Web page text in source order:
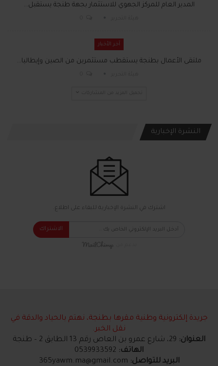
المدير العام للمركز الجهوي للاستثمار بجهة طنجة يستقبل…
آخر الأخبار
ملتقى الأعمال بطنجة يستقطب مستثمرين من الصين وإيطاليا…
النشرة الإخبارية
اشترك في النشرة الإخبارية للبقاء على اطلاع.
الاشتراك
جريدة إلكترونية وطنية مقرها بطنجة، نهتم بالحياد والدقة في
نقل الخبر.
العنوان:
الهاتف:
البريد للتواصل: